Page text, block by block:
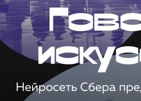
Нейросеть Сбера